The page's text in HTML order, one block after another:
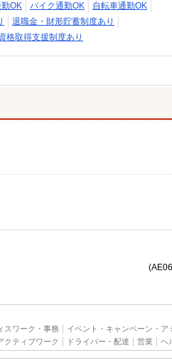
OK バイク通勤OK
自転車通勤OK
退職金・財形貯蓄制度あり
格取得支援制度あり
スワーク・事務
イベント・キャンペーン・ア
クティブワーク ドライバー・配達 営業 ヘ